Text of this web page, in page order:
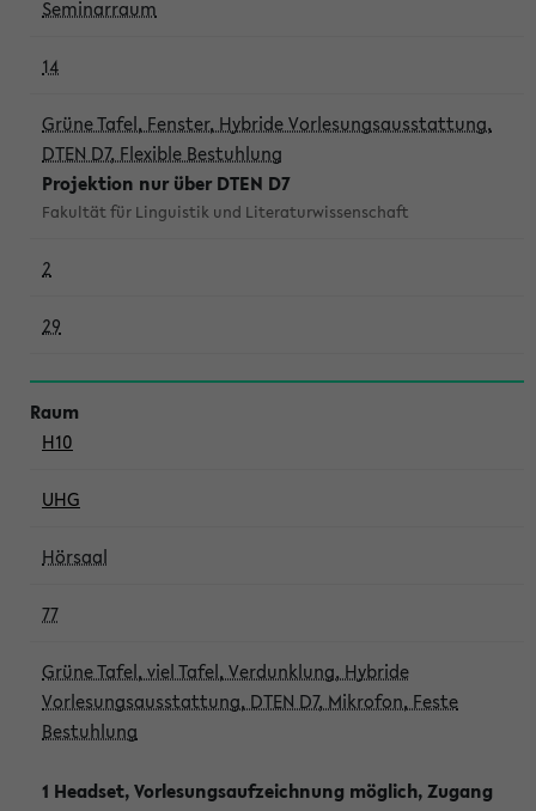
Seminarraum
14
Grüne Tafel, Fenster, Hybride Vorlesungsausstattung,
DTEN D7, Flexible Bestuhlung
Projektion nur über DTEN D7
Fakultät für Linguistik und Literaturwissenschaft
2
29
H10
UHG
Hörsaal
77
Grüne Tafel, viel Tafel, Verdunklung, Hybride
Vorlesungsausstattung, DTEN D7, Mikrofon, Feste
Bestuhlung
1 Headset, Vorlesungsaufzeichnung möglich, Zugang